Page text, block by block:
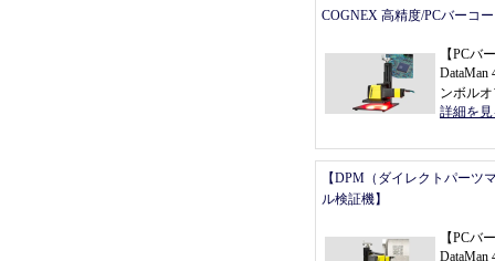
COGNEX 高精度/PCバーコ
【PCバ
DataMan
ンボル
詳細を
【DPM（ダイレクトパーツ
ル検証機】
【PCバ
DataMan